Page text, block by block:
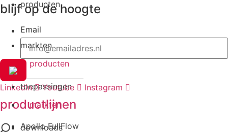
producten
markten
toepassingen
downloads
producten
markten
blijf op de hoogte
Email
Linkedin Youtube Instagram
productlijnen
Apollo FullFlow